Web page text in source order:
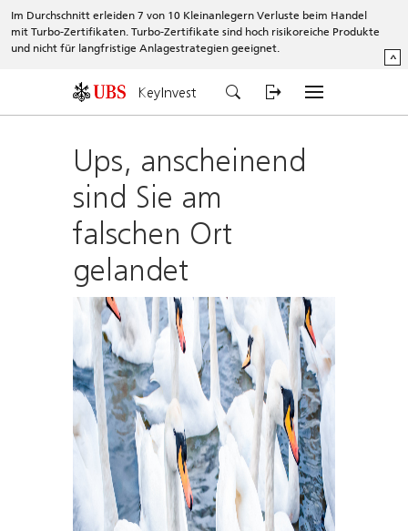
Im Durchschnitt erleiden 7 von 10 Kleinanlegern Verluste beim Handel
mit Turbo-Zertifikaten. Turbo-Zertifikate sind hoch risikoreiche Produkte
und nicht für langfristige Anlagestrategien geeignet.
^
KeyInvest
Ups, anscheinend
sind Sie am
falschen Ort
gelandet